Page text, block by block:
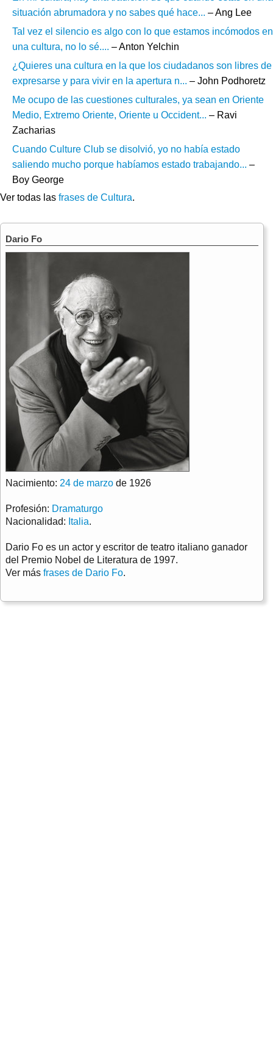
situación abrumadora y no sabes qué hace... – Ang Lee
Tal vez el silencio es algo con lo que estamos incómodos en
una cultura, no lo sé.... – Anton Yelchin
¿Quieres una cultura en la que los ciudadanos son libres de
expresarse y para vivir en la apertura n... – John Podhoretz
Me ocupo de las cuestiones culturales, ya sean en Oriente
Medio, Extremo Oriente, Oriente u Occident... – Ravi
Zacharias
Cuando Culture Club se disolvió, yo no había estado
saliendo mucho porque habíamos estado trabajando... –
Boy George
Ver todas las frases de Cultura.
Dario Fo
Nacimiento: 24 de marzo de 1926
Profesión: Dramaturgo
Nacionalidad: Italia.
Dario Fo es un actor y escritor de teatro italiano ganador
del Premio Nobel de Literatura de 1997.
Ver más frases de Dario Fo.